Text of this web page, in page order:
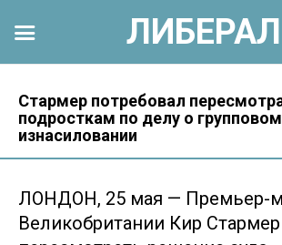
контенту
Стармер потребовал
подросткам по делу о групповом
изнасиловании
ЛОНДОН, 25 мая — Премьер-
Великобритании Кир
ЛИБЕРАЛ